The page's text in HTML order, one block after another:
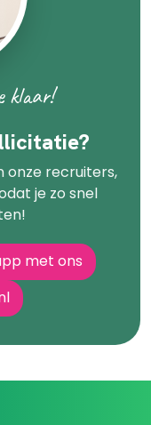
klaar!
onze recruiters,
je zo snel
met ons